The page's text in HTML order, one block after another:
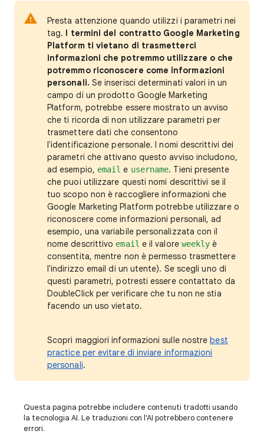
Presta attenzione quando utilizzi i parametri nei
tag. I termini del contratto Google Marketing
Platform ti vietano di trasmetterci
informazioni che potremmo utilizzare o che
potremmo riconoscere come informazioni
personali. Se inserisci determinati valori in un
campo di un prodotto Google Marketing
Platform, potrebbe essere mostrato un avviso
che ti ricorda di non utilizzare parametri per
trasmettere dati che consentono
l'identificazione personale. I nomi descrittivi dei
parametri che attivano questo avviso includono,
ad esempio, email e username. Tieni presente
che puoi utilizzare questi nomi descrittivi se il
tuo scopo non è raccogliere informazioni che
Google Marketing Platform potrebbe utilizzare o
riconoscere come informazioni personali, ad
esempio, una variabile personalizzata con il
nome descrittivo email e il valore weekly è
consentita, mentre non è permesso trasmettere
l'indirizzo email di un utente). Se scegli uno di
questi parametri, potresti essere contattato da
DoubleClick per verificare che tu non ne stia
facendo un uso vietato.
Scopri maggiori informazioni sulle nostrebest
practice per evitare di inviare informazioni
personali.
Questa pagina potrebbe includere contenuti tradotti usando
la tecnologia AI. Le traduzioni con l'AI potrebbero contenere
errori.